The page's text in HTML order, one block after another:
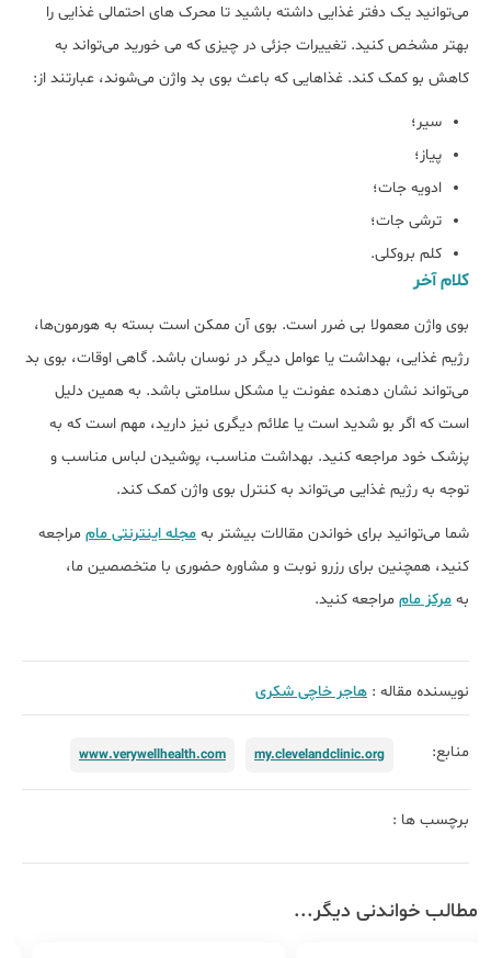
می‌توانید یک دفتر غذایی داشته باشید تا محرک های احتمالی غذایی را
بهتر مشخص کنید. تغییرات جزئی در چیزی که می خورید می‌تواند به
کاهش بو کمک کند. غذاهایی که باعث بوی بد واژن می‌شوند، عبارتند از:
سیر؛
پیاز؛
ادویه جات؛
ترشی جات؛
کلم بروکلی.
کلام آخر
بوی واژن معمولا بی ضرر است. بوی آن ممکن است بسته به هورمون‌ها،
رژیم غذایی، بهداشت یا عوامل دیگر در نوسان باشد. گاهی اوقات، بوی بد
می‌تواند نشان دهنده عفونت یا مشکل سلامتی باشد. به همین دلیل
است که اگر بو شدید است یا علائم دیگری نیز دارید، مهم است که به
پزشک خود مراجعه کنید. بهداشت مناسب، پوشیدن لباس مناسب و
توجه به رژیم غذایی می‌تواند به کنترل بوی واژن کمک کند.
شما می‌توانید برای خواندن مقالات بیشتر به مجله اینترنتی مام مراجعه
کنید، همچنین برای رزرو نوبت و مشاوره حضوری با متخصصین ما،
به مرکز مام مراجعه کنید.
نویسنده مقاله : هاجر خاچی شکری
منابع: my.clevelandclinic.org
www.verywellhealth.com
برچسب ها :
مطالب خواندنی دیگر...